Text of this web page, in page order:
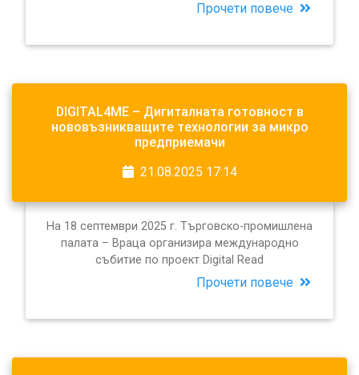
Прочети повече
DIGITAL4ME – Дигиталната готовност в
нововъзникващите технологии за микро
предприемачи
21.08.2025 17:14
На 18 септември 2025 г. Търговско-промишлена
палата – Враца организира международно
събитие по проект Digital Read
Прочети повече